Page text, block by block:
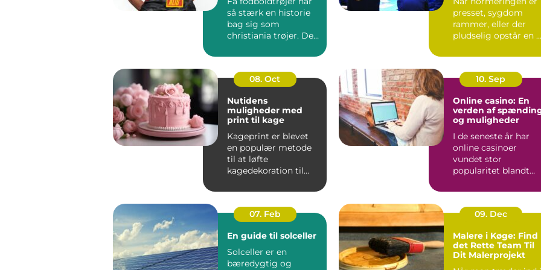
så stærk en historie
bag sig som
christiania trøjer. De
far...
presset, sygdom
rammer, eller der
pludselig opstår en
for ...
08. Oct
Nutidens
muligheder med
print til kage
Kageprint er blevet
en populær metode
til at løfte
kagedekoration til
10. Sep
Online casino: En
verden af
og muligheder
I de seneste år har
online casinoer
vundet stor
popularitet blandt
hele v...
07. Feb
En guide til solceller
Solceller er en
bæredygtig og
09. Dec
Malere i Køge: Find
det Rette Team Til
Dit Malerprojekt